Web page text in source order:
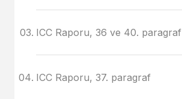
ICC Raporu, 36 ve 40. paragraf
ICC Raporu, 37. paragraf